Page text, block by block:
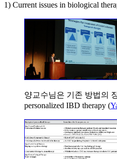
1) Current issues in biological
양교수님은 기존 방법의 장
personalized IBD therapy (